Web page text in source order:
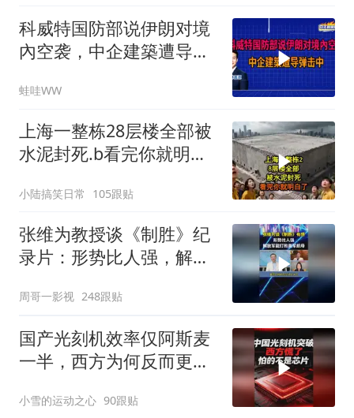
科威特国防部说伊朗对境
內空袭，中企建築遭导弹
延廷｜辣晚报20260806
蛙哇WW
上海一整栋28层楼全部被
水泥封死.b看完你就明白
小陆搞笑日常 105跟贴
张维为教授谈《制胜》纪
录片：形势比人强，解放
周哥一影视 248跟贴
国产光刻机效率仅阿斯麦
一半，西方为何反而更
小雪的运动之心 90跟贴